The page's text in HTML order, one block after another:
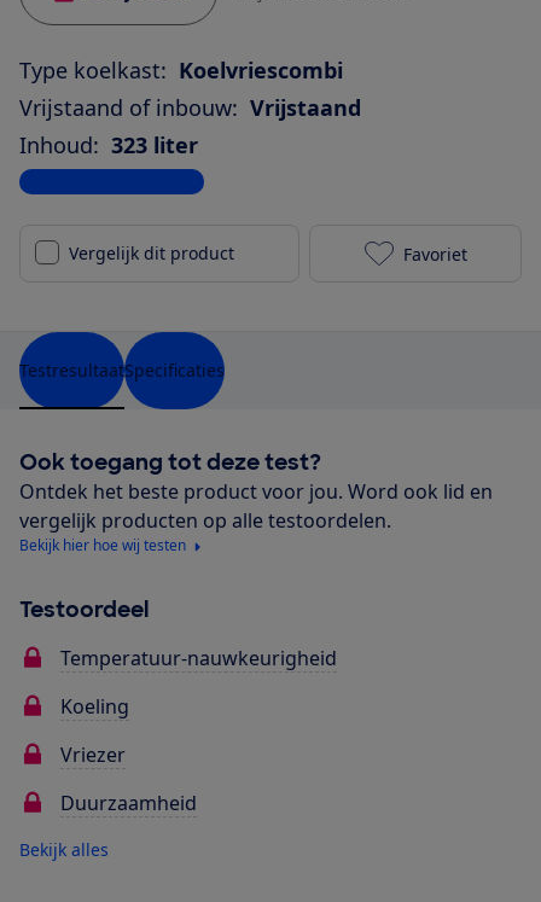
Type koelkast: Koelvriescombi
Vrijstaand of inbouw: Vrijstaand
Inhoud: 323 liter
Bekijk alle specificaties
Vergelijk dit product Beko
Favoriet
TestresultaatSpecificaties
Ook toegang tot deze test?
Ontdek het beste product voor jou. Word ook lid en
vergelijk producten op alle testoordelen.
Bekijk hier hoe wij testen
Testoordeel
Temperatuur-nauwkeurigheid
Koeling
Vriezer
Duurzaamheid
Bekijk alles